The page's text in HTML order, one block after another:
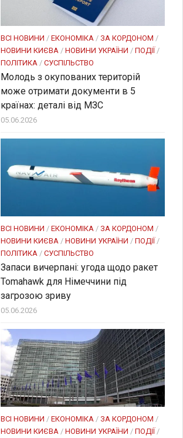
ВСІ НОВИНИ / ЕКОНОМІКА / ЗА КОРДОНОМ /
НОВИНИ КИЄВА / НОВИНИ УКРАЇНИ / ПОДІЇ /
ПОЛІТИКА / СУСПІЛЬСТВО
Молодь з окупованих територій
може отримати документи в 5
країнах: деталі від МЗС
05.06.2026
ВСІ НОВИНИ / ЕКОНОМІКА / ЗА КОРДОНОМ /
НОВИНИ КИЄВА / НОВИНИ УКРАЇНИ / ПОДІЇ /
ПОЛІТИКА / СУСПІЛЬСТВО
Запаси вичерпані: угода щодо ракет
Tomahawk для Німеччини під
загрозою зриву
05.06.2026
ВСІ НОВИНИ / ЕКОНОМІКА / ЗА КОРДОНОМ /
НОВИНИ КИЄВА / НОВИНИ УКРАЇНИ / ПОДІЇ /